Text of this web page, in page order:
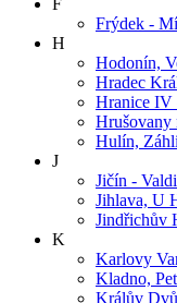
F
Frýdek -
H
Hodonín,
Hradec
Hranice IV
Hrušovany
Hulín,
J
Jičín -
Jihlava, U
Jindřichův
K
Karlovy
Kladno,
Králův